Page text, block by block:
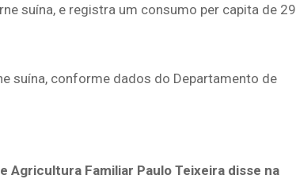
suína, e registra um consumo per capita de 29
suína, conforme dados do Departamento de
Familiar Paulo Teixeira disse na